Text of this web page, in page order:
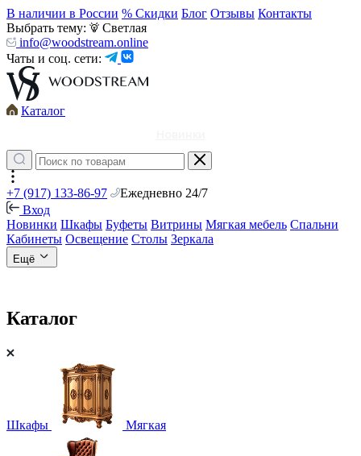
В наличии в России % Скидки Блог Отзывы Контакты
Выбрать тему:
Светлая
info@woodstream.online
Чаты и соц. сети:
Каталог
+7 (917) 133-86-97
Ежедневно 24/7
Вход
Новинки Шкафы Буфеты Витрины Мягкая мебель Спальни
Кабинеты Освещение Столы Зеркала
Ещё
Каталог
Шкафы Мягкая